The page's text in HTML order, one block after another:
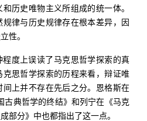
历史唯物主义所组成的统一体。
律与历史规律存在根本差异，因
性。
度上误读了马克思哲学探索的真
思哲学探索的历程来看，辩证唯
上并不存在先后之分。恩格斯在
古典哲学的终结》和列宁在《马克
部分》中也都指出了这一点。